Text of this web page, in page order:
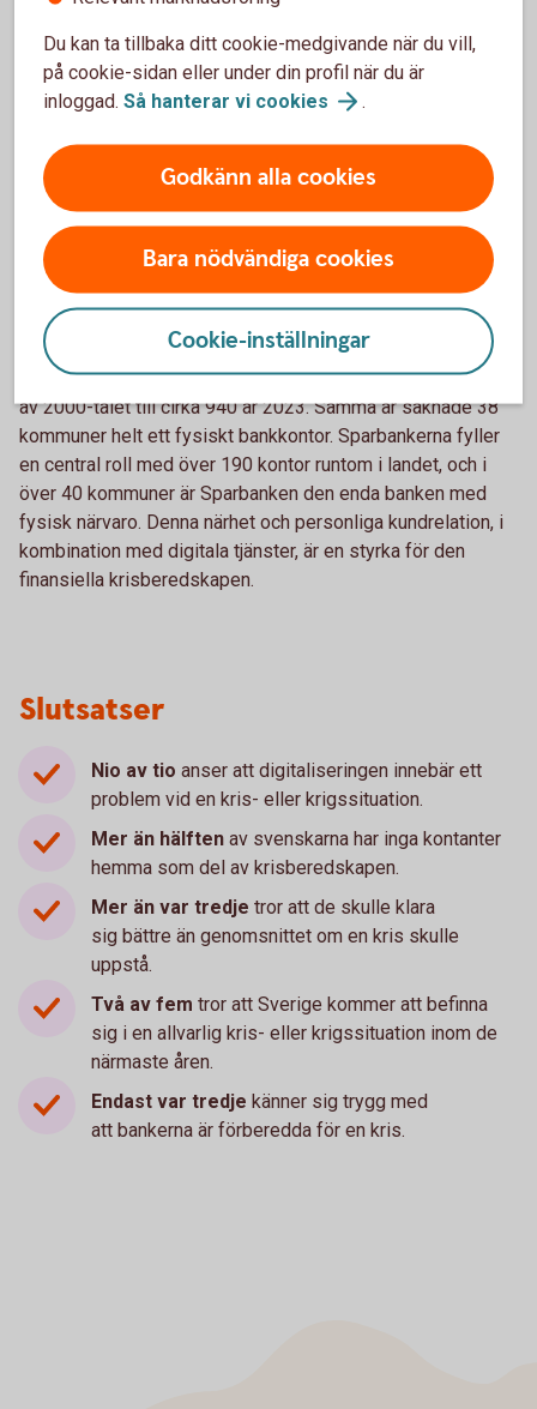
– Finansiell krisberedskap handlar om mer än kontanter.
Det handlar om ekonomiska marginaler och en plan för det
oförutsedda. Idag ser vi ett glapp mellan människors
upplevda trygghet och deras faktiska förberedelser.
avsaknaden av fysisk finansiell infrastruktur i form av
bankkontor kan få betydelse för både hushållens trygghet
och samhällets samlade krisberedskap. Här finns ett
gemensamt ansvar för banker och myndigheter att bidra
med förutsättningar, kunskap och vägledning, säger Björn
Elfstrand.
Antalet bankkontor på den svenska marknaden har minskat
kraftigt de senaste två decennierna från nära 1 900 i början
av 2000-talet till cirka 940 år 2023. Samma år saknade 38
kommuner helt ett fysiskt bankkontor. Sparbankerna fyller
en central roll med över 190 kontor runtom i landet, och i
över 40 kommuner är Sparbanken den enda banken med
fysisk närvaro. Denna närhet och personliga kundrelation, i
kombination med digitala tjänster, är en styrka för den
finansiella krisberedskapen.
Slutsatser
Nio av tio anser att digitaliseringen innebär ett
problem vid en kris- eller krigssituation.
Mer än hälften av svenskarna har inga kontanter
hemma som del av krisberedskapen.
Mer än var tredje tror att de skulle klara
sig bättre än genomsnittet om en kris skulle
uppstå.
Två av fem tror att Sverige kommer att befinna
sig i en allvarlig kris- eller krigssituation inom de
närmaste åren.
Endast var tredje känner sig trygg med
att bankerna är förberedda för en kris.
Du kan ta tillbaka ditt cookie-medgivande när du vill,
på cookie-sidan eller under din profil när du är
inloggad. Så hanterar vi cookies .
Godkänn alla cookies
Bara nödvändiga cookies
Cookie-inställningar